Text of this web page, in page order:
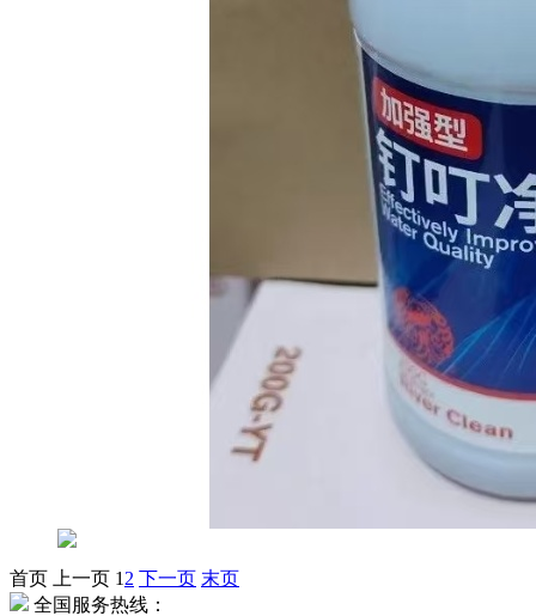
首页 上一页 1 2 下一页 末页
全国服务热线：